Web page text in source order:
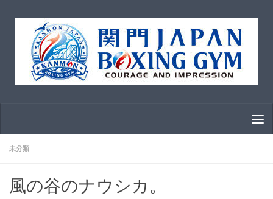
コンテンツへスキップ
未分類
風の谷のナウシカ。